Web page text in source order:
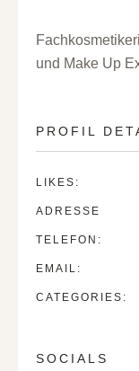
und Make Up
PROFIL
LIKES:
ADRESSE
TELEFON:
EMAIL:
CATEGORIES:
SOCIALS